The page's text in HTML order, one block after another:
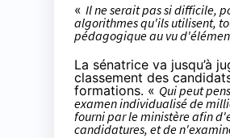
« Il ne serait pas si difficile,
algorithmes qu'ils utilisent,
pédagogique au vu
La sénatrice va jusqu’à
classement des
formations. « Qui peut
examen individualisé de
fourni par le ministère afin
candidatures, et de